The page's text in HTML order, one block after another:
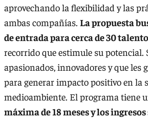
aprovechando la flexibilidad y las
ambas compañías. La propuesta
de entrada para cerca de 30
recorrido que estimule su potencial.
apasionados, innovadores y que les
para generar impacto positivo en la
medioambiente. El programa tiene
máxima de 18 meses y los